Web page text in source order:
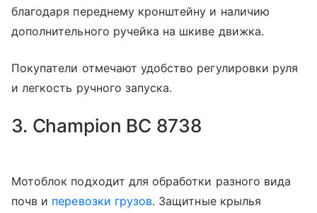
благодаря переднему кронштейну и наличию
дополнительного ручейка на шкиве движка.
Покупатели отмечают удобство регулировки руля
и легкость ручного запуска.
3. Champion BC 8738
Мотоблок подходит для обработки разного вида
почв и перевозки грузов. Защитные крылья